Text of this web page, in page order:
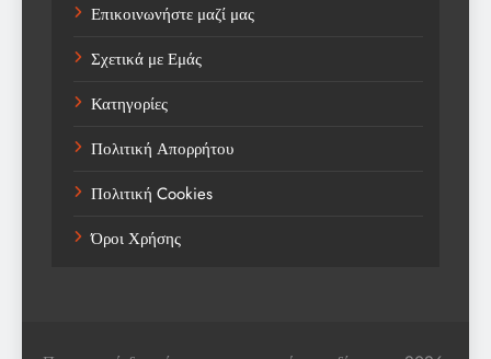
Weather
Αγορά
Αγορά Εργασίας
Αγροτικά Νέα
Αεροπορία
Αθλήματα
Επικοινωνήστε μαζί μας
Σχετικά με Εμάς
Κατηγορίες
Πολιτική Απορρήτου
Πολιτική Cookies
Όροι Χρήσης